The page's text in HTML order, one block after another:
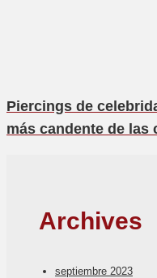
Piercings de
más candente de las
Archives
septiembre 2023